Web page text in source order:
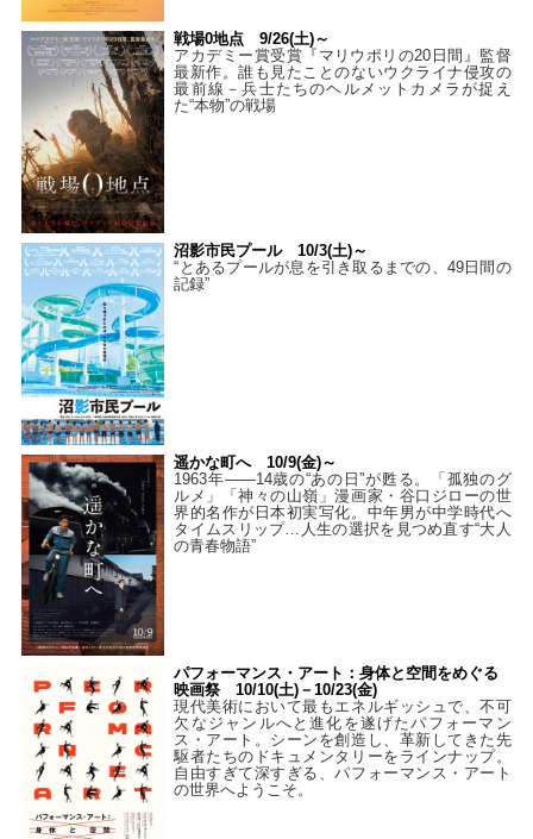
戦場0地点 9/26(土)～
アカデミー賞受賞『マリウポリの20日間』監督
最新作。誰も見たことのないウクライナ侵攻の
最前線－兵士たちのヘルメットカメラが捉え
た“本物”の戦場
沼影市民プール 10/3(土)～
“とあるプールが息を引き取るまでの、49日間の
記録”
遥かな町へ 10/9(金)～
1963年――14歳の“あの日”が甦る。「孤独のグ
ルメ」「神々の山嶺」漫画家・谷口ジローの世
界的名作が日本初実写化。中年男が中学時代へ
タイムスリップ…人生の選択を見つめ直す“大人
の青春物語”
パフォーマンス・アート：身体と空間をめぐる
映画祭 10/10(土)－10/23(金)
現代美術において最もエネルギッシュで、不可
欠なジャンルへと進化を遂げたパフォーマン
ス・アート。シーンを創造し、革新してきた先
駆者たちのドキュメンタリーをラインナップ。
自由すぎて深すぎる、パフォーマンス・アート
の世界へようこそ。